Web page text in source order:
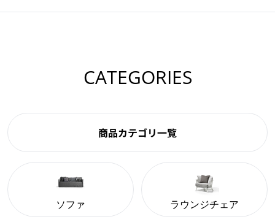
CATEGORIES
商品カテゴリ一覧
ソファ ラウンジチェア